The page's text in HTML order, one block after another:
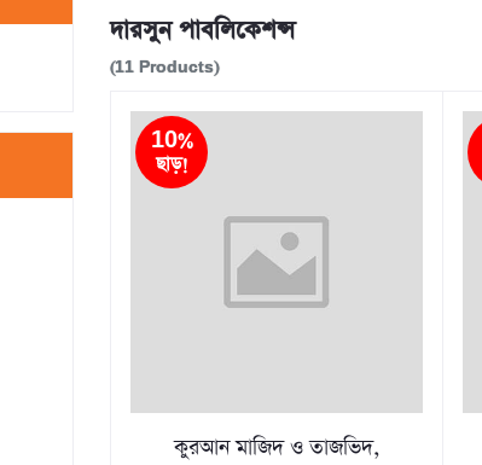
দারসুন পাবলিকেশন্স
(11 Products)
10%
ছাড়!
কুরআন মাজিদ ও তাজভিদ,